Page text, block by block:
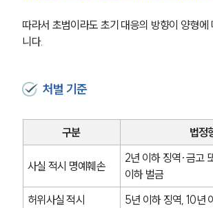
따라서 초범이라도 초기 대응의 방향이 양형에
니다.
처벌 기준
구분 법정
사실 적시 명예훼손
2년 이하 징역·금고
이하 벌금
허위사실 적시
5년 이하 징역, 10년